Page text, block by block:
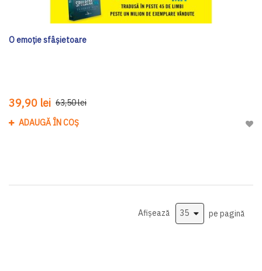
O emoție sfâșietoare
39,90 lei 63,50 lei
ADAUGĂ ÎN COȘ
Afișează pe pagină